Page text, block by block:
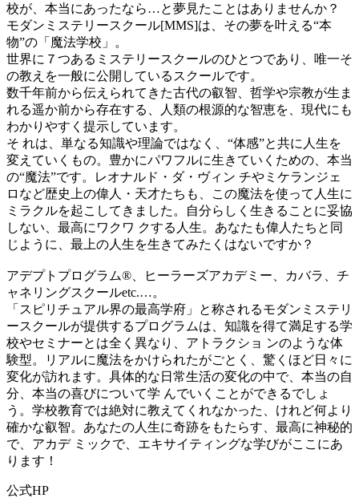
校が、本当にあったなら…と夢見たことはありませんか？
モダンミステリースクール[MMS]は、その夢を叶える“本
物”の「魔法学校」。
世界に７つあるミステリースクールのひとつであり、唯一そ
の教えを一般に公開しているスクールです。
数千年前から伝えられてきた古代の叡智、哲学や宗教が生ま
れる遥か前から存在する、人類の根源的な智恵を、現代にも
わかりやすく提示しています。
そ れは、単なる知識や理論ではなく、“体感”と共に人生を
変えていくもの。豊かにパワフルに生きていくための、本当
の“魔法”です。レオナルド・ダ・ヴィン チやミケランジェ
ロなど歴史上の偉人・天才たちも、この魔法を使って人生に
ミラクルを起こしてきました。自分らしく生きることに妥協
しない、最高にワクワ クする人生。あなたも偉人たちと同
じように、最上の人生を生きてみたくはないですか？
アデプトプログラム®、ヒーラーズアカデミー、カバラ、チ
ャネリングスクールetc.…。
「スピリチュアル界の最高学府」と称されるモダンミステリ
ースクールが提供するプログラムは、知識を得て満足する学
校やセミナーとは全く異なり、アトラクショ ンのような体
験型。リアルに魔法をかけられたがごとく、驚くほど日々に
変化が訪れます。具体的な日常生活の変化の中で、本当の自
分、本当の喜びについて学 んでいくことができるでしょ
う。学校教育では絶対に教えてくれなかった、けれど何より
確かな叡智。あなたの人生に奇跡をもたらす、最高に神秘的
で、アカデ ミックで、エキサイティングな学びがここにあ
ります！
公式HP